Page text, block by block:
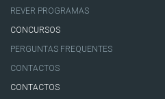
REVER PROGRAMAS
CONCURSOS
PERGUNTAS FREQUENTES
CONTACTOS
CONTACTOS